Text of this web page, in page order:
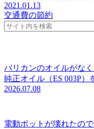
2021.01.13
交通費の節約
バリカンのオイルがな
純正オイル（ES 003P）
2026.07.08
電動ポットが壊れたの